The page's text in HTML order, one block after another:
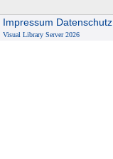
Impressum Datenschutz
Visual Library Server 2026